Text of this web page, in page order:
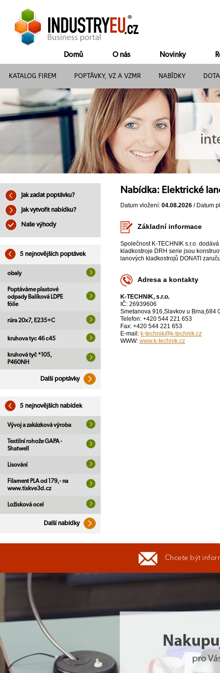
Domů O nás Novinky
KATALOG FIREM POPTÁVKY, VZ A VZMR NABÍDKY
Jak zadat poptávku?
Jak vytvořit nabídku?
Naše výhody
5 nejnovějších poptávek
obaly
Poptáváme plastové
odpady Balíková LDPE
fólie
rúra 20x7, E235+C
kruhova tyc 46 c45
kruhová tyč *105,
P460NH
Další poptávky
5 nejnovějších nabídek
Vývoj a zakázková výroba
Textilní rohože GAPA -
Shatwell
Lisování
Filament PLA od 179,- na
www.tiskve3d.cz
Ložisková ocel
Další nabídky
Nabídka: Elektrické
Datum vložení: 04.08.2026 / Datum
Základní informace
Společnost K-TECHNIK s.r.o.
kladkostroje DRH serie jsou
lanových kladkostrojů DONATI
Adresa a kontakty
K-TECHNIK, s.r.o.
IČ: 26939606
Smetanova 916,Slavkov u Brna,684
Telefon: +420 544 221 653
Fax: +420 544 221 653
E-mail: k-technik@k-technik.cz
WWW: www.k-technik.cz
Chcete být